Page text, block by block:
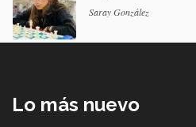
Saray González
Lo más nuevo